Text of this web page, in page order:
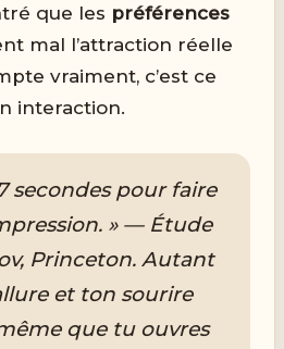
que les préférences
mal l’attraction réelle
vraiment, c’est ce
interaction.
secondes pour faire
» — Étude
Princeton. Autant
et ton sourire
que tu ouvres